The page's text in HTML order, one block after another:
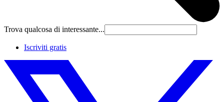
Trova qualcosa di interessante...
Iscriviti gratis